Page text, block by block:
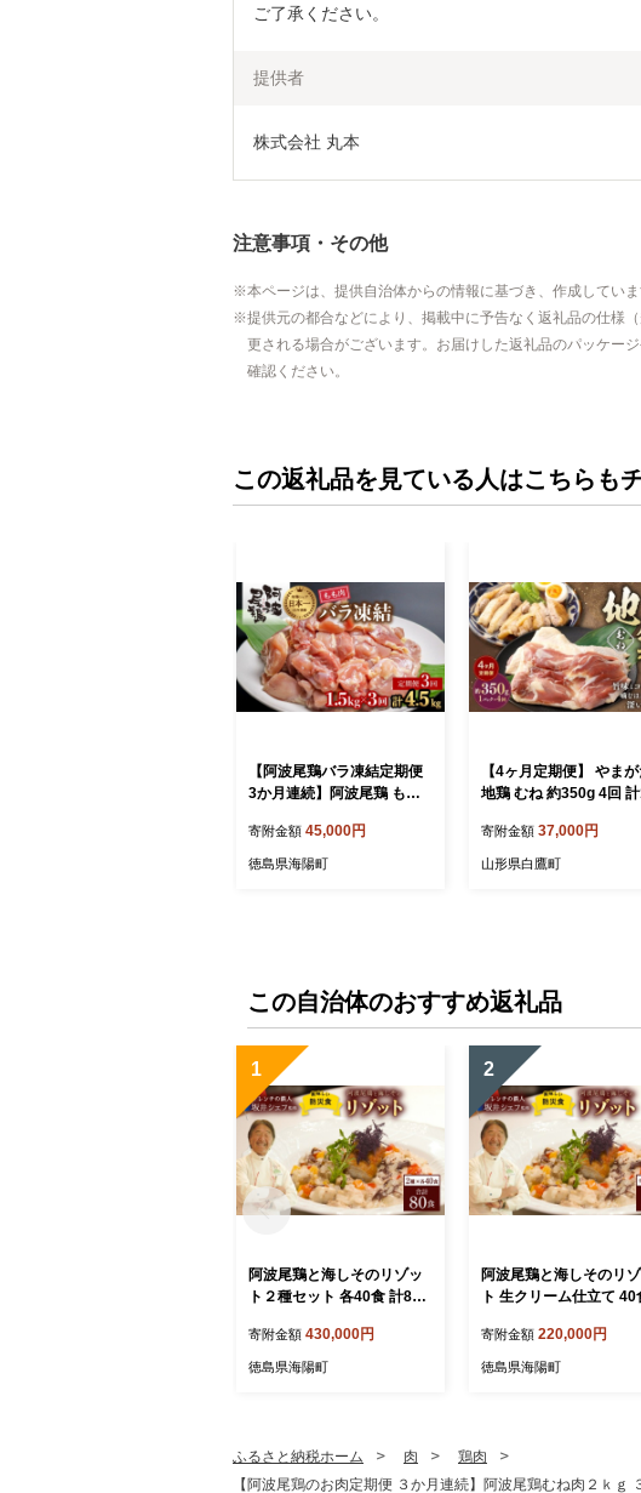
ご了承ください。
提供者
株式会社 丸本
注意事項・その他
本ページは、提供自治体からの情報に基づき、作成していま
提供元の都合などにより、掲載中に予告なく返礼品の仕様
更される場合がございます。お届けした返礼品のパッケー
確認ください。
この返礼品を見ている人はこちらも
【阿波尾鶏バラ凍結定期便
3か月連続】阿波尾鶏 もも
回 計4.5kg 鶏肉 鶏もも 阿波
尾鶏 冷凍 地鶏
寄附金額 45,000円
徳島県海陽町
【4ヶ月定期便】 やまが
地鶏 むね 約350g 4回
寄せ
寄附金額 37,000円
山形県白鷹町
この自治体のおすすめ返礼品
1
阿波尾鶏と海しそのリゾッ
ト２種セット 各40食 計80
ーム仕立て 防災食
寄附金額 430,000円
徳島県海陽町
2
阿波尾鶏と海しそのリ
ト 生クリーム仕立て 40
寄附金額 220,000円
徳島県海陽町
ふるさと納税ホーム 肉
鶏肉
【阿波尾鶏のお肉定期便 ３か月連続】阿波尾鶏むね肉２ｋ